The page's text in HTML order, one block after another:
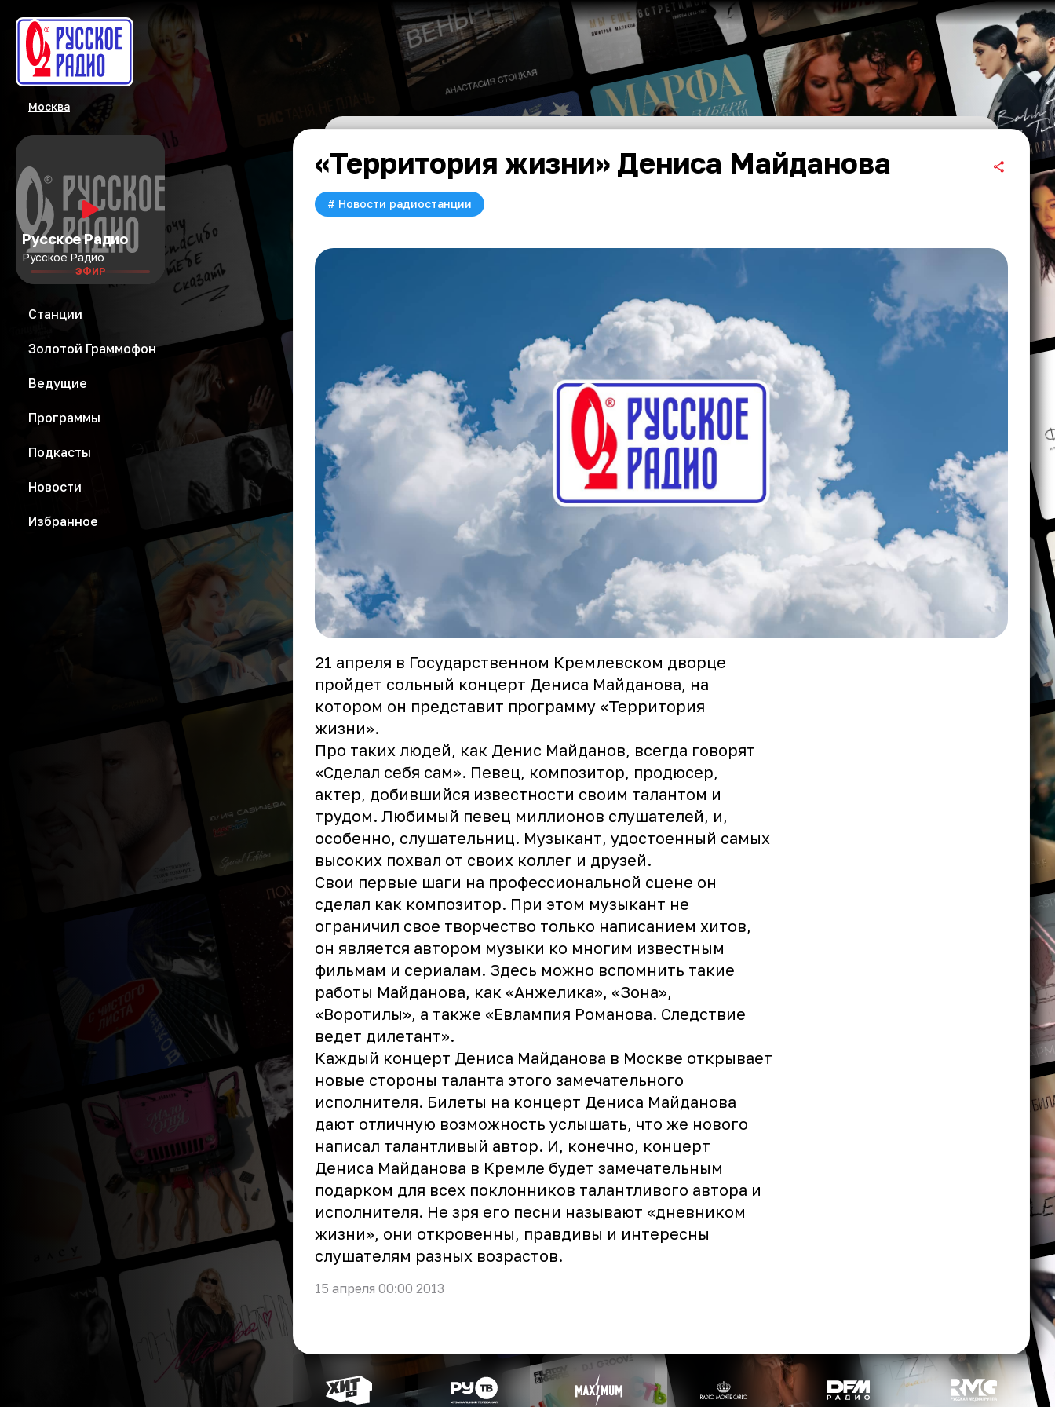
Москва
Русское Радио
Русское Радио
ЭФИР
Станции
Золотой Граммофон
Ведущие
Программы
Подкасты
Новости
Избранное
«Территория жизни» Дениса Майданова
# Новости радиостанции
21 апреля в Государственном Кремлевском дворце
пройдет сольный концерт Дениса Майданова, на
котором он представит программу «Территория
жизни».
Про таких людей, как Денис Майданов, всегда говорят
«Сделал себя сам». Певец, композитор, продюсер,
актер, добившийся известности своим талантом и
трудом. Любимый певец миллионов слушателей, и,
особенно, слушательниц. Музыкант, удостоенный самых
высоких похвал от своих коллег и друзей.
Свои первые шаги на профессиональной сцене он
сделал как композитор. При этом музыкант не
ограничил свое творчество только написанием хитов,
он является автором музыки ко многим известным
фильмам и сериалам. Здесь можно вспомнить такие
работы Майданова, как «Анжелика», «Зона»,
«Воротилы», а также «Евлампия Романова. Следствие
ведет дилетант».
Каждый концерт Дениса Майданова в Москве открывает
новые стороны таланта этого замечательного
исполнителя. Билеты на концерт Дениса Майданова
дают отличную возможность услышать, что же нового
написал талантливый автор. И, конечно, концерт
Дениса Майданова в Кремле будет замечательным
подарком для всех поклонников талантливого автора и
исполнителя. Не зря его песни называют «дневником
жизни», они откровенны, правдивы и интересны
слушателям разных возрастов.
15 апреля 00:00 2013